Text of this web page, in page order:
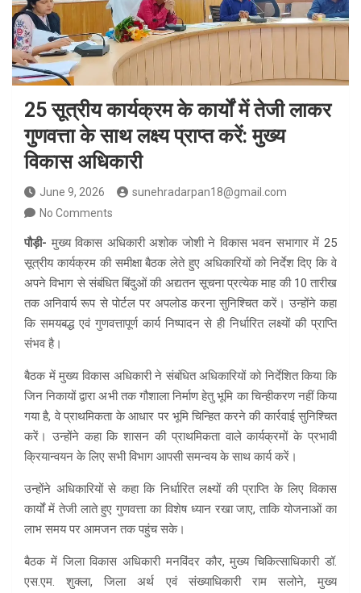
25 सूत्रीय कार्यक्रम के कार्यों में तेजी लाकर
गुणवत्ता के साथ लक्ष्य प्राप्त करें: मुख्य
विकास अधिकारी
June 9, 2026
sunehradarpan18@gmail.com
No Comments
पौड़ी- मुख्य विकास अधिकारी अशोक जोशी ने विकास भवन सभागार में 25
सूत्रीय कार्यक्रम की समीक्षा बैठक लेते हुए अधिकारियों को निर्देश दिए कि वे
अपने विभाग से संबंधित बिंदुओं की अद्यतन सूचना प्रत्येक माह की 10 तारीख
तक अनिवार्य रूप से पोर्टल पर अपलोड करना सुनिश्चित करें। उन्होंने कहा
कि समयबद्ध एवं गुणवत्तापूर्ण कार्य निष्पादन से ही निर्धारित लक्ष्यों की प्राप्ति
संभव है।
बैठक में मुख्य विकास अधिकारी ने संबंधित अधिकारियों को निर्देशित किया कि
जिन निकायों द्वारा अभी तक गौशाला निर्माण हेतु भूमि का चिन्हीकरण नहीं किया
गया है, वे प्राथमिकता के आधार पर भूमि चिन्हित करने की कार्रवाई सुनिश्चित
करें। उन्होंने कहा कि शासन की प्राथमिकता वाले कार्यक्रमों के प्रभावी
क्रियान्वयन के लिए सभी विभाग आपसी समन्वय के साथ कार्य करें।
उन्होंने अधिकारियों से कहा कि निर्धारित लक्ष्यों की प्राप्ति के लिए विकास
कार्यों में तेजी लाते हुए गुणवत्ता का विशेष ध्यान रखा जाए, ताकि योजनाओं का
लाभ समय पर आमजन तक पहुंच सके।
बैठक में जिला विकास अधिकारी मनविंदर कौर, मुख्य चिकित्साधिकारी डॉ.
एस.एम. शुक्ला, जिला अर्थ एवं संख्याधिकारी राम सलोने, मुख्य